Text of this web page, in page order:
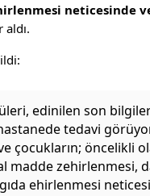
neticesinde
aldı.
edinilen son
tedavi
çocukların; öncelikli
madde zehirlenmesi,
ehirlenmesi